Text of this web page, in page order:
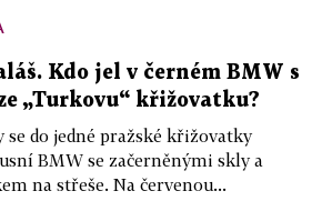
Kdo jel v černém BMW s
„Turkovu“ křižovatku?
se do jedné pražské křižovatky
BMW se začerněnými skly a
na střeše. Na červenou...